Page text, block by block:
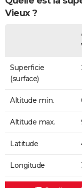
Vieux ?
Superficie
(surface)
Altitude min.
Altitude max.
Latitude
Longitude